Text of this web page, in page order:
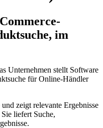
im
Unternehmen stellt Software
für Online-Händler
zeigt relevante Ergebnisse
liefert Suche,